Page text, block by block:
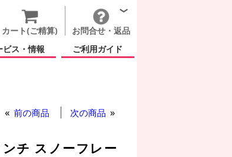
カート(ご精算)
お問合せ・返品
ビス・情報 ご利用ガイド
前の商品 次の商品
チ スノーフレー